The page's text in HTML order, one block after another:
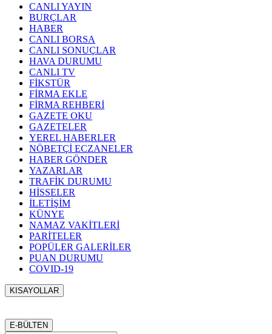
CANLI YAYIN
BURÇLAR
HABER
CANLI BORSA
CANLI SONUÇLAR
HAVA DURUMU
CANLI TV
FİKSTÜR
FİRMA EKLE
FİRMA REHBERİ
GAZETE OKU
GAZETELER
YEREL HABERLER
NÖBETÇİ ECZANELER
HABER GÖNDER
YAZARLAR
TRAFİK DURUMU
HİSSELER
İLETİŞİM
KÜNYE
NAMAZ VAKİTLERİ
PARİTELER
POPÜLER GALERİLER
PUAN DURUMU
COVID-19
KISAYOLLAR
E-BÜLTEN